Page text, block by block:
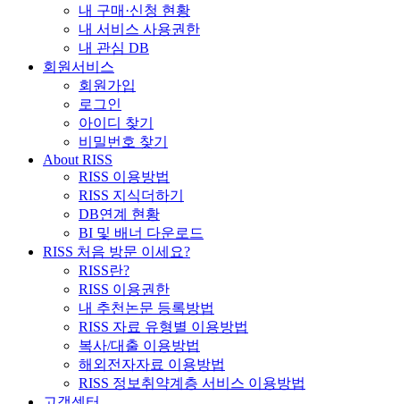
내 구매·신청 현황
내 서비스 사용권한
내 관심 DB
회원서비스
회원가입
로그인
아이디 찾기
비밀번호 찾기
About RISS
RISS 이용방법
RISS 지식더하기
DB연계 현황
BI 및 배너 다운로드
RISS 처음 방문 이세요?
RISS란?
RISS 이용권한
내 추천논문 등록방법
RISS 자료 유형별 이용방법
복사/대출 이용방법
해외전자자료 이용방법
RISS 정보취약계층 서비스 이용방법